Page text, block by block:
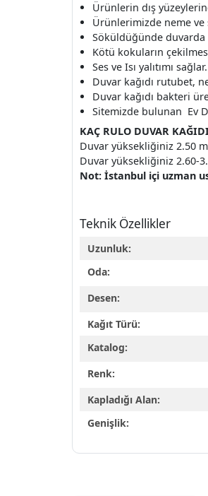
Ürünlerin dış
Ürünlerimizde neme ve
Söküldüğünde duvarda
Kötü kokuların
Ses ve Isı yalıtımı sağlar.
Duvar kağıdı rutubet,
Duvar kağıdı bakteri
Sitemizde bulunan Ev
KAÇ RULO DUVAR
Duvar yüksekliğiniz 2.50
Duvar yüksekliğiniz 2.60-
Not: İstanbul içi uzman
Teknik Özellikler
Uzunluk:
Oda:
Desen:
Kağıt Türü:
Katalog:
Renk:
Kapladığı Alan:
Genişlik: